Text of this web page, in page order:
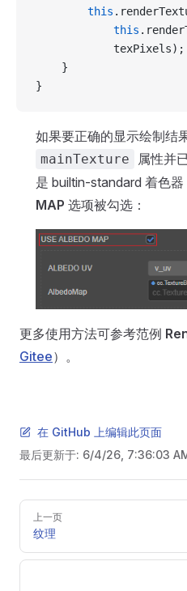
        this
            this
            texPixels);
    }
}
如果要正确的显示绘制结
mainTexture
属性并
是 builtin-standard 着色器
MAP 选项被勾选：
更多使用方法可参考范例
Gitee）。
在 GitHub 上编辑此页面
最后更新于: 6/4/26, 7:36:03
Pager
上一页
纹理